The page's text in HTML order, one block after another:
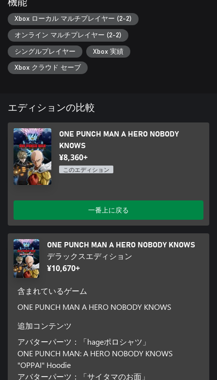
【ヒーローは遅れてやってくる！ 「ヒーローアライバルシス
テム」】
バトルの条件はミッションによって様々で、サイタマを始め強
いヒーローは後から戦場に加わることも。
タイミングよくガードを決めたり、コンボを繋げることで、遅
れてくるキャラクターが戦闘に加わるまでの時間を短縮でき
る！
「ヒーローアライバルシステム」を使いこなし、ピンチを戦い
抜け！
機能
Xbox ローカル マルチプレイヤー (2-2)
オンライン マルチプレイヤー (2-2)
シングルプレイヤー Xbox 実績
Xbox クラウド セーブ
エディションの比較
ONE PUNCH MAN A HERO NOBODY
KNOWS
¥8,360+
このエディション
一番上に戻る
ONE PUNCH MAN A HERO NOBODY KNOWS
デラックスエディション
¥10,670+
含まれているゲーム
ONE PUNCH MAN A HERO NOBODY KNOWS
追加コンテンツ
アバターパーツ：「hageポロシャツ」
ONE PUNCH MAN: A HERO NOBODY KNOWS
"OPPAI" Hoodie
アバターパーツ：「サイタマのお面」